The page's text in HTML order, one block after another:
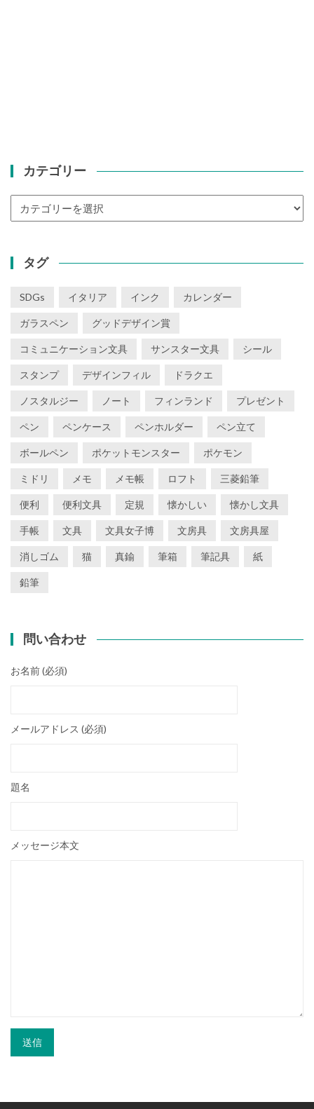
カテゴリー
タグ
SDGs イタリア インク カレンダー
ガラスペン グッドデザイン賞
コミュニケーション文具 サンスター文具 シール
スタンプ デザインフィル ドラクエ
ノスタルジー ノート フィンランド プレゼント
ペン ペンケース ペンホルダー ペン立て
ボールペン ポケットモンスター ポケモン
ミドリ メモ メモ帳 ロフト 三菱鉛筆
便利 便利文具 定規 懐かしい 懐かし文具
手帳 文具 文具女子博 文房具 文房具屋
消しゴム 猫 真鍮 筆箱 筆記具 紙
鉛筆
問い合わせ
お名前 (必須)
メールアドレス (必須)
題名
メッセージ本文